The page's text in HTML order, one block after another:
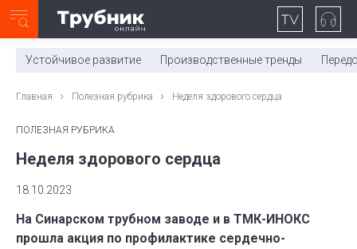
0:00/ 11:03
Устойчивое развитие Производственные тренды
Главная Полезная рубрика Неделя здорового сердца
ПОЛЕЗНАЯ РУБРИКА
Неделя здорового сердца
18.10.2023
На Синарском трубном заводе и в ТМК-ИНОКС
прошла акция по профилактике сердечно-